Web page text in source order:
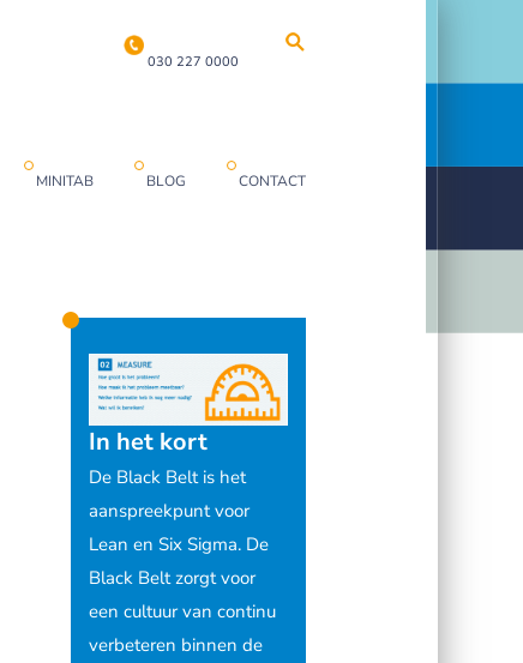
030 227 0000
MINITAB BLOG CONTACT
In het kort
De Black Belt is het
aanspreekpunt voor
Lean en Six Sigma. De
Black Belt zorgt voor
een cultuur van continu
verbeteren binnen de